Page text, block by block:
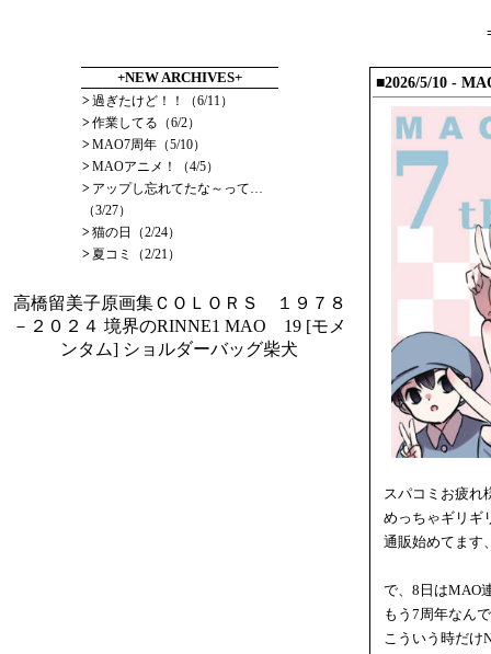
+NEW ARCHIVES+
>過ぎたけど！！（6/11）
>作業してる（6/2）
>MAO7周年（5/10）
>MAOアニメ！（4/5）
> アップし忘れてたな～って…
（3/27）
>猫の日（2/24）
>夏コミ（2/21）
高橋留美子原画集ＣＯＬＯＲＳ １９７８
－２０２４ 境界のRINNE1 MAO 19 [モメ
ンタム] ショルダーバッグ柴犬
■2026/5/10 -
スパコミお疲れ
めっちゃギリギ
通販始めてます
で、8日はMAO
もう7周年なん
こういう時だ